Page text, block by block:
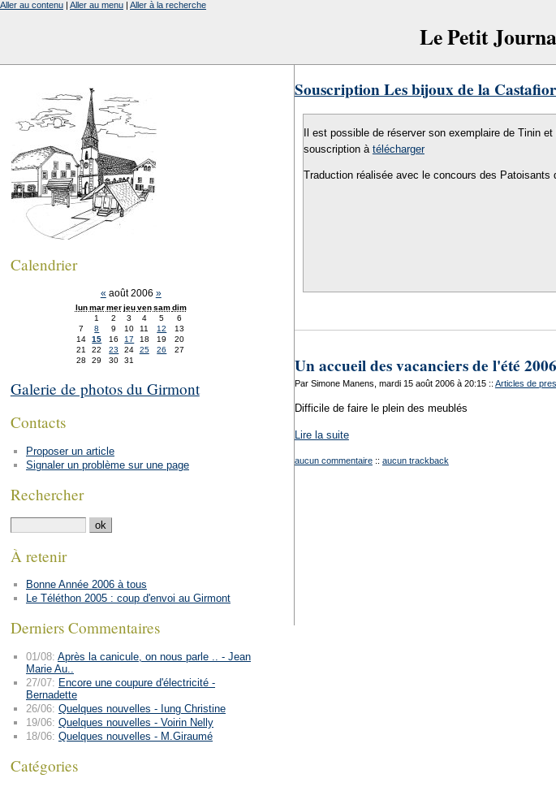
Le Petit
Aller au contenu | Aller au menu | Aller à la recherche
Souscription Les bijoux de la
Il est possible de réserver son exemplaire de Tinin
souscription à télécharger
Traduction réalisée avec le concours des
Un accueil des vacanciers de l'été
Par Simone Manens, mardi 15 août 2006 à 20:15 :: Articles de
Difficile de faire le plein des meublés
Lire la suite
aucun commentaire :: aucun trackback
Calendrier
« août 2006 »
lun mar mer jeu ven sam dim
1
2 3 4 5
6
7
8 9 10 11 12
13
14
15 16 17 18 19
20
21
22 23 24 25 26
27
28
29 30 31
Galerie de photos du Girmont
Contacts
Proposer un article
Signaler un problème sur une page
Rechercher
À retenir
Bonne Année 2006 à tous
Le Téléthon 2005 : coup d'envoi au Girmont
Derniers Commentaires
01/08: Après la canicule, on nous parle .. - Jean
Marie Au..
27/07: Encore une coupure d'électricité -
Bernadette
26/06: Quelques nouvelles - Iung Christine
19/06: Quelques nouvelles - Voirin Nelly
18/06: Quelques nouvelles - M.Giraumé
Catégories